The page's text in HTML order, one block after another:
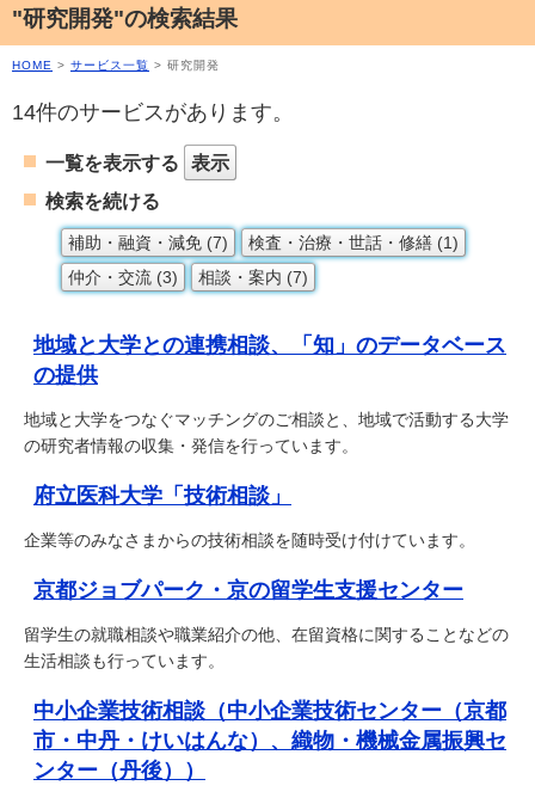
"研究開発"の検索結果
HOME > サービス一覧 > 研究開発
14件のサービスがあります。
一覧を表示する
表示
検索を続ける
補助・融資・減免 (7)
検査・治療・世話・修繕 (1)
仲介・交流 (3)
相談・案内 (7)
地域と大学との連携相談、「知」のデータベース
の提供
地域と大学をつなぐマッチングのご相談と、地域で活動する大学
の研究者情報の収集・発信を行っています。
府立医科大学「技術相談」
企業等のみなさまからの技術相談を随時受け付けています。
京都ジョブパーク・京の留学生支援センター
留学生の就職相談や職業紹介の他、在留資格に関することなどの
生活相談も行っています。
中小企業技術相談（中小企業技術センター（京都
市・中丹・けいはんな）、織物・機械金属振興セ
ンター（丹後））